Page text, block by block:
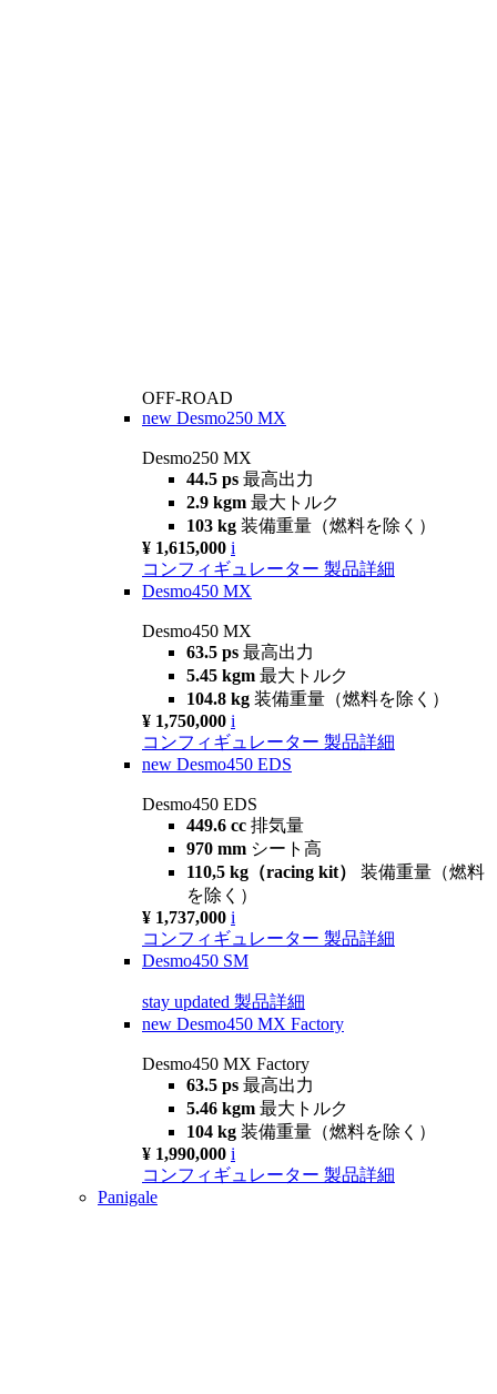
OFF-ROAD
new Desmo250 MX
Desmo250 MX
44.5 ps 最高出力
2.9 kgm 最大トルク
103 kg 装備重量（燃料を除く）
¥ 1,615,000 i
コンフィギュレーター 製品詳細
Desmo450 MX
Desmo450 MX
63.5 ps 最高出力
5.45 kgm 最大トルク
104.8 kg 装備重量（燃料を除く）
¥ 1,750,000 i
コンフィギュレーター 製品詳細
new Desmo450 EDS
Desmo450 EDS
449.6 cc 排気量
970 mm シート高
110,5 kg（racing kit） 装備重量（燃料
を除く）
¥ 1,737,000 i
コンフィギュレーター 製品詳細
Desmo450 SM
stay updated 製品詳細
new Desmo450 MX Factory
Desmo450 MX Factory
63.5 ps 最高出力
5.46 kgm 最大トルク
104 kg 装備重量（燃料を除く）
¥ 1,990,000 i
コンフィギュレーター 製品詳細
Panigale